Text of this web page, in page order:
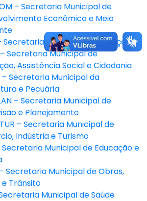
– Secretaria Municipal de
Econômico e Meio
Secretaria Municipal de Finanças
– Secretaria Municipal de
Assistência Social e Cidadania
– Secretaria Municipal da
e Pecuária
– Secretaria Municipal de
e Planejamento
– Secretaria Municipal de
Indústria e Turismo
Secretaria Municipal de Educação e
Secretaria Municipal de Obras,
e Trânsito
Municipal de Saúde